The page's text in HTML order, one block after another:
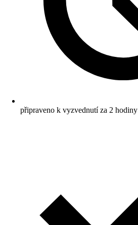
připraveno k vyzvednutí za 2 hodiny